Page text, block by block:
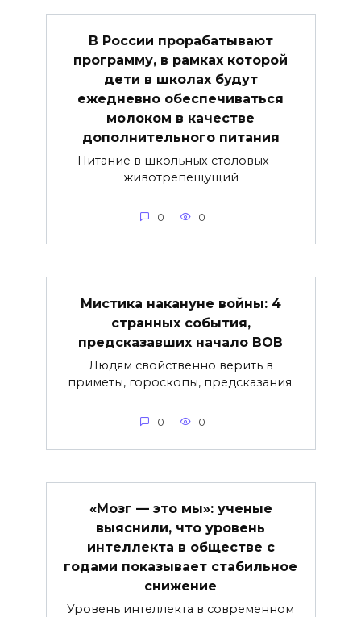
В России прорабатывают
программу, в рамках которой
дети в школах будут
ежедневно обеспечиваться
молоком в качестве
дополнительного питания
Питание в школьных столовых —
животрепещущий
0 0
Мистика накануне войны: 4
странных события,
предсказавших начало ВОВ
Людям свойственно верить в
приметы, гороскопы, предсказания.
0 0
«Мозг — это мы»: ученые
выяснили, что уровень
интеллекта в обществе с
годами показывает стабильное
снижение
Уровень интеллекта в современном